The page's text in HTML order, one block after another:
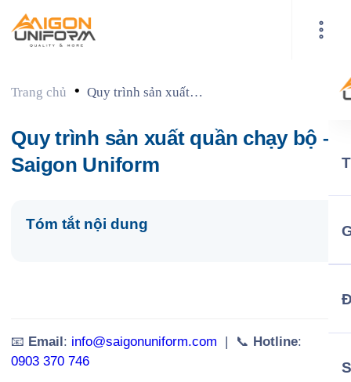
Trang chủ • Quy trình sản xuất
Saigon Uniform
Quy trình sản xuất quần chạy bộ –
Saigon Uniform
Tóm tắt nội dung
📧 Email: info@saigonuniform.com | 📞 Hotline:
0903 370 746